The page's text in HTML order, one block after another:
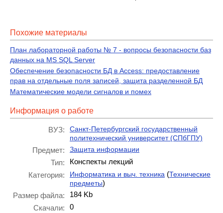
Похожие материалы
План лабораторной работы № 7 - вопросы безопасности баз
данных на MS SQL Server
Обеспечение безопасности БД в Access: предоставление
прав на отдельные поля записей, защита разделенной БД
Математические модели сигналов и помех
Информация о работе
ВУЗ:
Санкт-Петербургский государственный
политехнический университет (СПбГПУ)
Предмет: Защита информации
Тип:
Конспекты лекций
Категория:
Информатика и выч. техника (Технические
предметы)
Размер файла:
184 Kb
Скачали:
0